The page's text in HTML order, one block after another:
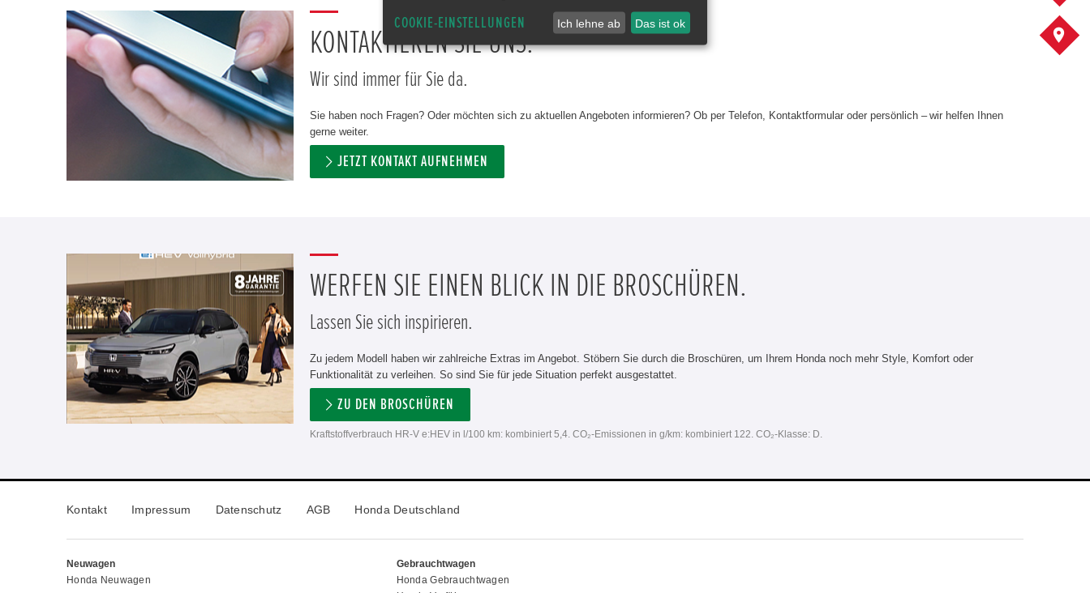
KONTAKTIEREN SIE UNS.
Wir sind immer für Sie da.
Sie haben noch Fragen? Oder möchten sich zu aktuellen Angeboten informieren? Ob per Telefon, Kontaktformular oder persönlich – wir helfen Ihnen
gerne weiter.
JETZT KONTAKT AUFNEHMEN
WERFEN SIE EINEN BLICK IN DIE BROSCHÜREN.
Lassen Sie sich inspirieren.
Zu jedem Modell haben wir zahlreiche Extras im Angebot. Stöbern Sie durch die Broschüren, um Ihrem Honda noch mehr Style, Komfort oder
Funktionalität zu verleihen. So sind Sie für jede Situation perfekt ausgestattet.
ZU DEN BROSCHÜREN
Kraftstoffverbrauch HR-V e:HEV in l/100 km: kombiniert 5,4. CO₂-Emissionen in g/km: kombiniert 122. CO₂-Klasse: D.
Kontakt Impressum Datenschutz AGB Honda Deutschland
Neuwagen
Honda Neuwagen
Gebrauchtwagen
Honda Gebrauchtwagen
COOKIE-EINSTELLUNGEN Ich lehne ab Das ist ok